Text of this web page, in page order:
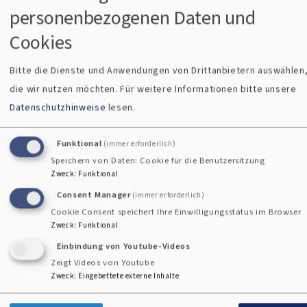
Abteilung K "Kirche und Gesellschaft"
Referat für Ökumene und Weltverantwortung
Katharina-von-Bora-Str. 7-13, 80333 München
vertreten durch Kirchenrat Hans-Martin Gloel
Inhaltlich verantwortlich i.S.v. § 18 MStV:
Herr Pfarrer Martin Tontsch
Arbeitsstelle kokon für konstruktive Konfliktbearbeitung
in der Evang.-Luth. Kirche in Bayern
Gudrunstr. 33, 90459 Nürnberg
Tel.: 0911 4304 238
arbeitsstelle-kokon@elkb.de
personenbezogenen Daten und
Cookies
Bitte die Dienste und Anwendungen von Drittanbietern
die wir nutzen möchten.Für weitere Informationen bitte unsere
Datenschutzhinweise lesen.
Funktional (immer erforderlich)
Speichern von Daten: Cookie für die Benutzersitzung
Zweck: Funktional
Consent Manager (immer erforderlich)
Cookie Consent speichert Ihre Einwilligungsstatus im Browser
Zweck: Funktional
Einbindung von Youtube-Videos
Zeigt Videos von Youtube
Zweck: Eingebettete externe Inhalte